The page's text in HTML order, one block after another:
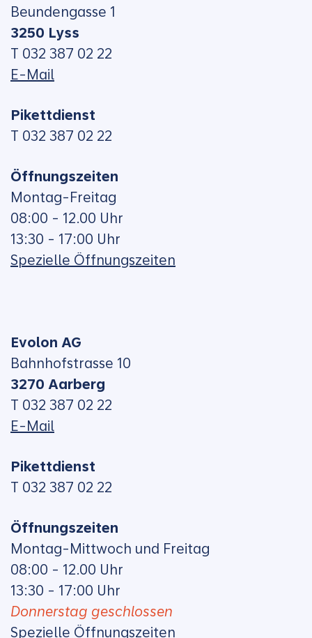
Beundengasse 1
3250 Lyss
T 032 387 02 22
E-Mail
Pikettdienst
T 032 387 02 22
Öffnungszeiten
Montag-Freitag
08:00 - 12.00 Uhr
13:30 - 17:00 Uhr
Spezielle Öffnungszeiten
Evolon AG
Bahnhofstrasse 10
3270 Aarberg
T 032 387 02 22
E-Mail
Pikettdienst
T 032 387 02 22
Öffnungszeiten
Montag-Mittwoch und Freitag
08:00 - 12.00 Uhr
13:30 - 17:00 Uhr
Donnerstag geschlossen
Spezielle Öffnungszeiten